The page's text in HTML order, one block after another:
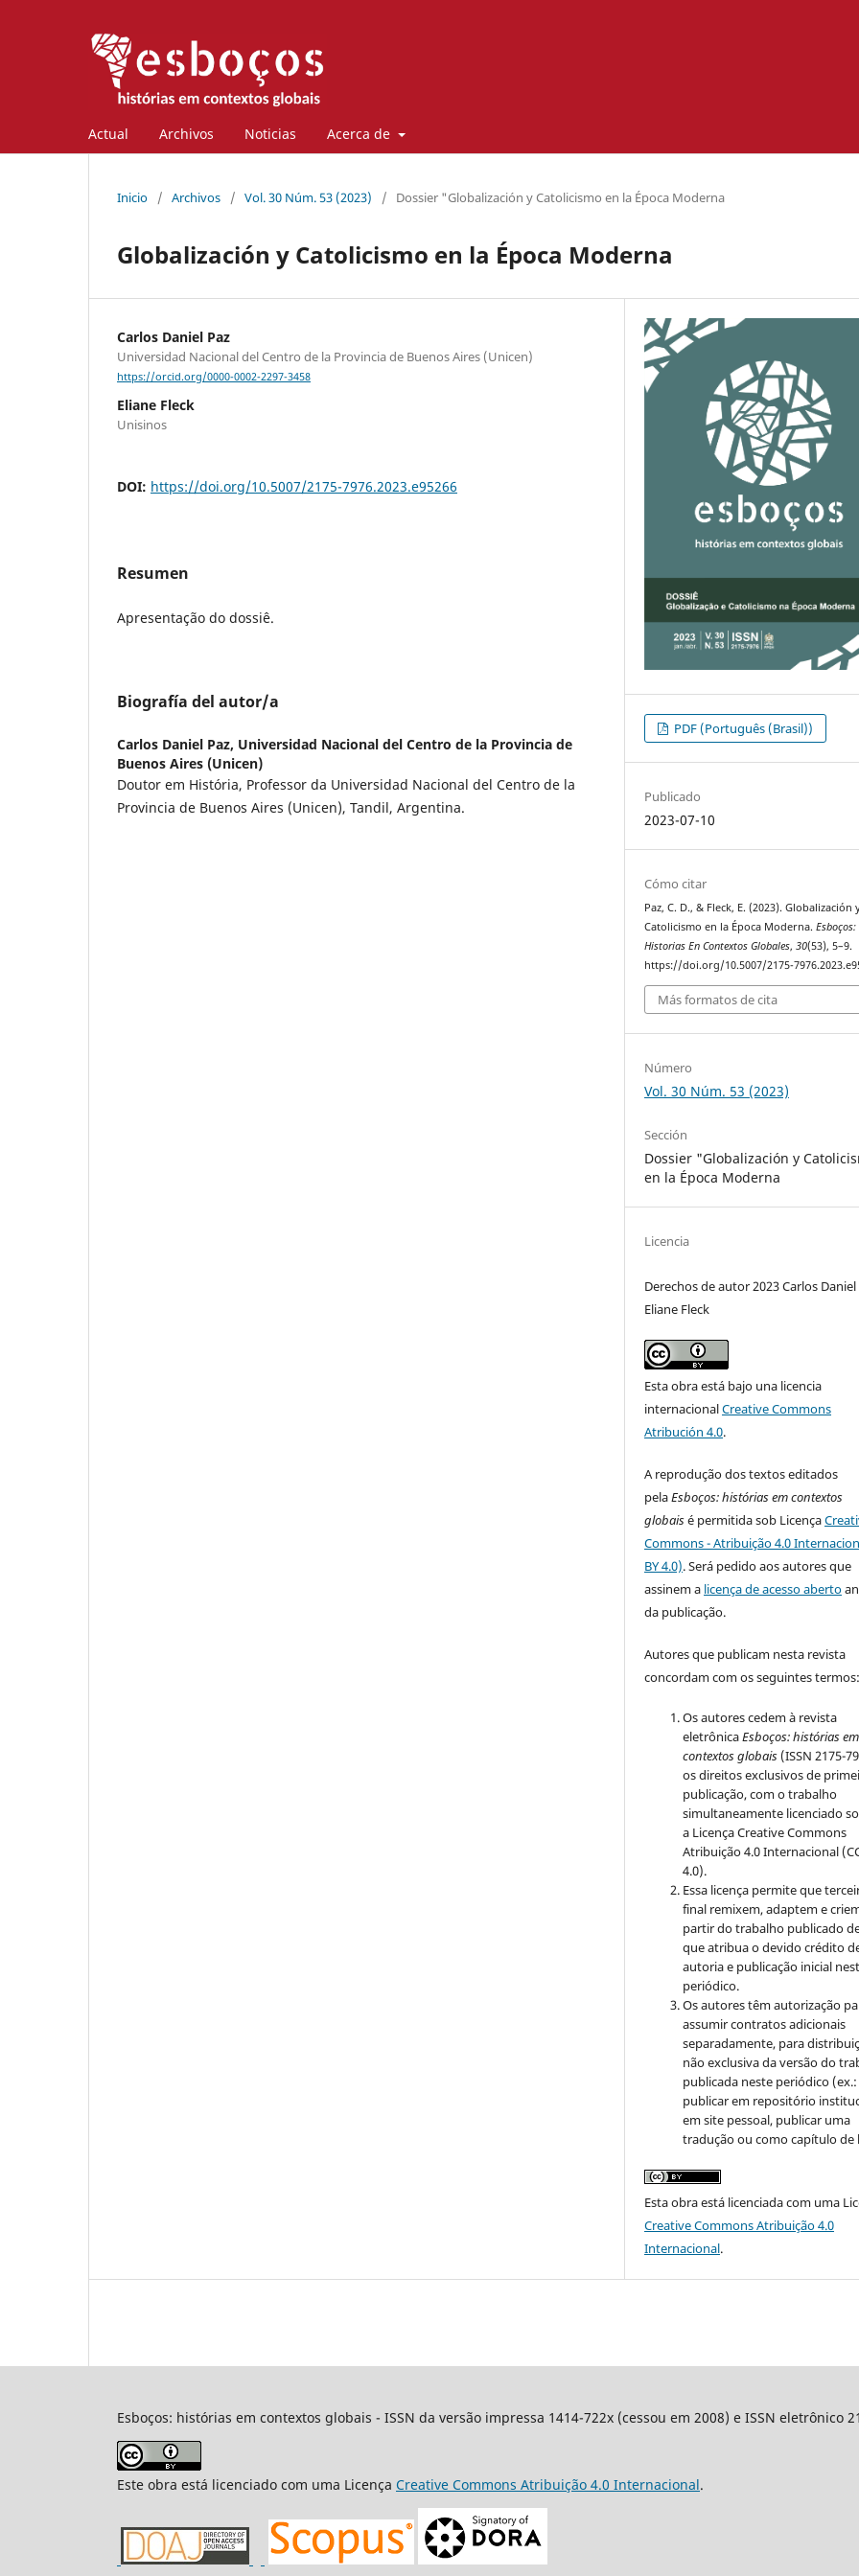
Actual Archivos Noticias Acerca de
Inicio / Archivos / Vol. 30 Núm. 53 (2023) / Dossier "Globalización y Catolicismo en la Época Moderna
Globalización y Catolicismo en la Época Moderna
Carlos Daniel Paz
Universidad Nacional del Centro de la Provincia de Buenos Aires (Unicen)
https://orcid.org/0000-0002-2297-3458
Eliane Fleck
Unisinos
DOI: https://doi.org/10.5007/2175-7976.2023.e95266
Resumen
Apresentação do dossiê.
Biografía del autor/a
Carlos Daniel Paz, Universidad Nacional del Centro de la Provincia de
Buenos Aires (Unicen)
Doutor em História, Professor da Universidad Nacional del Centro de la
Provincia de Buenos Aires (Unicen), Tandil, Argentina.
PDF (Português (Brasil))
Publicado
2023-07-10
Cómo citar
Paz, C. D., & Fleck, E. (2023). Globalización
Catolicismo en la Época Moderna.Esboços:
Historias En Contextos Globales,30(53), 5–9.
https://doi.org/10.5007/2175-
Más formatos de cita
Número
Vol. 30 Núm. 53 (2023)
Sección
Dossier "Globalización y
en la Época Moderna
Licencia
Derechos de autor 2023 Carlos Daniel
Eliane Fleck
Esta obra está bajo una licencia
internacionalCreative Commons
Atribución 4.0.
A reprodução dos textos editados
pelaEsboços: histórias em contextos
globaisé permitida sob Licença
Commons - Atribuição 4.0
BY 4.0). Será pedido aos autores que
assinem a licença de acesso aberto
da publicação.
Autores que publicam nesta revista
concordam com os seguintes termos:
Os autores cedem à revista
eletrônicaEsboços: histórias em
contextos globais (ISSN 2175-
os direitos exclusivos de
publicação, com o trabalho
simultaneamente licenciado
a Licença Creative Commons
Atribuição 4.0 Internacional
4.0).
Essa licença permite que
final remixem, adaptem e
partir do trabalho publicado
que atribua o devido crédito
autoria e publicação inicial
periódico.
Os autores têm autorização
assumir contratos adicionais
separadamente, para
não exclusiva da versão do
publicada neste periódico (ex.:
publicar em repositório
em site pessoal, publicar uma
tradução ou como capítulo de
Esta obra está licenciada com uma
Creative Commons Atribuição 4.0
Internacional.
Esboços: histórias em contextos globais - ISSN da versão impressa 1414-722x (cessou em 2008) e ISSN eletrônico
Este obra está licenciado com uma Licença Creative Commons Atribuição 4.0 Internacional.